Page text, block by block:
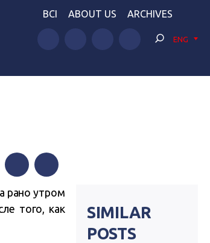
BCI ABOUT US ARCHIVES
ENG
TwitterTelegram
рано утром
того, как
SIMILAR
POSTS